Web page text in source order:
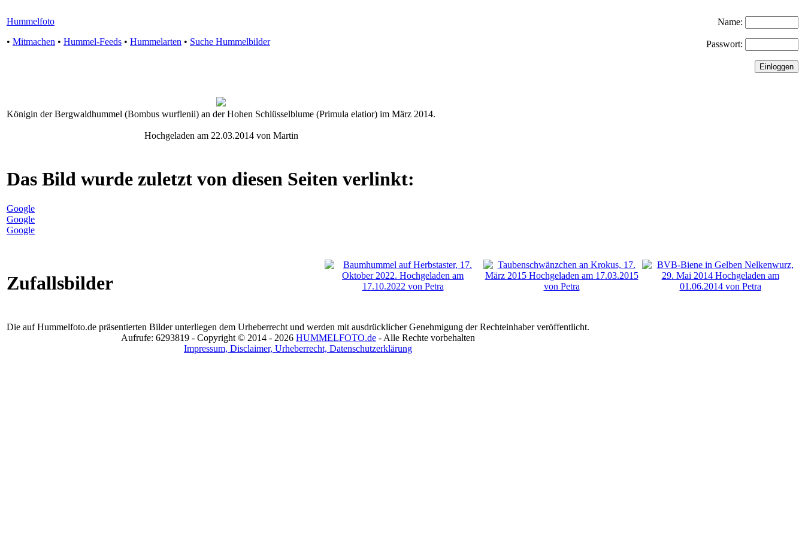
Hummelfoto
• Mitmachen • Hummel-Feeds • Hummelarten • Suche Hummelbilder
Name:
Passwort:
Königin der Bergwaldhummel (Bombus wurflenii) an der Hohen Schlüsselblume (Primula elatior) im März 2014.
Hochgeladen am 22.03.2014 von Martin
Das Bild wurde zuletzt von diesen Seiten verlinkt:
Google
Google
Google
Zufallsbilder
Die auf Hummelfoto.de präsentierten Bilder unterliegen dem Urheberrecht und werden mit ausdrücklicher Genehmigung der Rechteinhaber veröffentlicht.
Aufrufe: 6293819 - Copyright © 2014 - 2026 HUMMELFOTO.de - Alle Rechte vorbehalten
Impressum, Disclaimer, Urheberrecht, Datenschutzerklärung